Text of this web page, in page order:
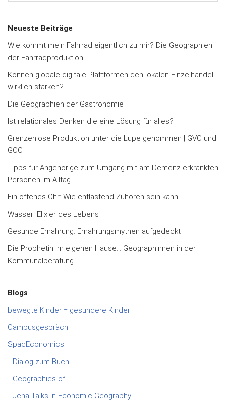
Neueste Beiträge
Wie kommt mein Fahrrad eigentlich zu mir? Die Geographien
der Fahrradproduktion
Können globale digitale Plattformen den lokalen Einzelhandel
wirklich stärken?
Die Geographien der Gastronomie
Ist relationales Denken die eine Lösung für alles?
Grenzenlose Produktion unter die Lupe genommen | GVC und
GCC
Tipps für Angehörige zum Umgang mit am Demenz erkrankten
Personen im Alltag
Ein offenes Ohr: Wie entlastend Zuhören sein kann
Wasser: Elixier des Lebens
Gesunde Ernährung: Ernährungsmythen aufgedeckt
Die Prophetin im eigenen Hause… GeographInnen in der
Kommunalberatung
Blogs
bewegte Kinder = gesündere Kinder
Campusgespräch
SpacEconomics
Dialog zum Buch
Geographies of…
Jena Talks in Economic Geography